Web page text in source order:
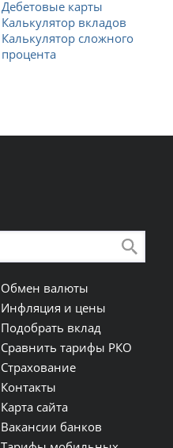
Дебетовые карты
Калькулятор вкладов
Калькулятор сложного
процента
Обмен валюты
Инфляция и цены
Подобрать вклад
Сравнить тарифы РКО
Страхование
Контакты
Карта сайта
Вакансии банков